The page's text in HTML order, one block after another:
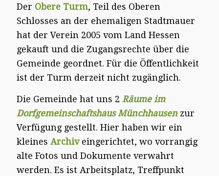
Der Obere Turm, Teil des Oberen
Schlosses an der ehemaligen Stadtmauer
hat der Verein 2005 vom Land Hessen
gekauft und die Zugangsrechte über die
Gemeinde geordnet. Für die Öffentlichkeit
ist der Turm derzeit nicht zugänglich.
Die Gemeinde hat uns 2 Räume im
Dorfgemeinschaftshaus Münchhausen zur
Verfügung gestellt. Hier haben wir ein
kleines Archiveingerichtet, wo vorrangig
alte Fotos und Dokumente verwahrt
werden. Es ist Arbeitsplatz, Treffpunkt